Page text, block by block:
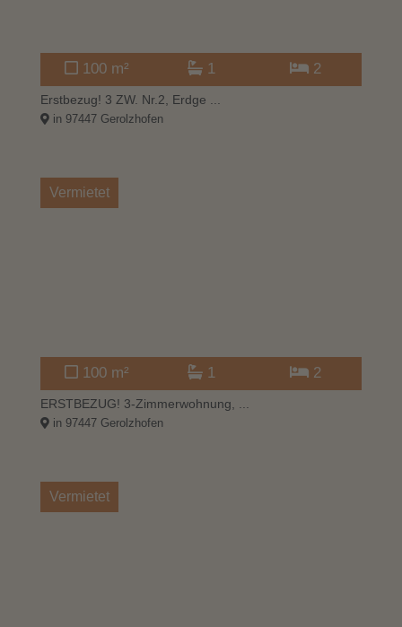
100 m² 1 2
Erstbezug! 3 ZW. Nr.2, Erdge ...
in 97447 Gerolzhofen
Vermietet
100 m² 1 2
ERSTBEZUG! 3-Zimmerwohnung, ...
in 97447 Gerolzhofen
Vermietet